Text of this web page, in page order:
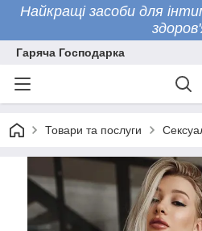
Найкращі засоби для
Гаряча Господарка
Товари та послуги